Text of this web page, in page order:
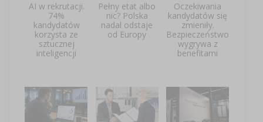
AI w rekrutacji.
74%
kandydatów
korzysta ze
sztucznej
inteligencji
Pełny etat albo
nic? Polska
nadal odstaje
od Europy
Oczekiwania
kandydatów się
zmieniły.
Bezpieczeństwo
wygrywa z
benefitami